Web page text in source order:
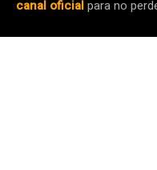
canal oficialpara no